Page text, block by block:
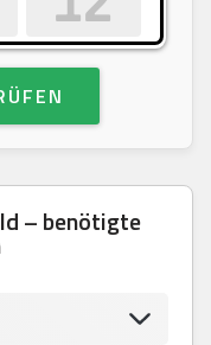
– benötigte